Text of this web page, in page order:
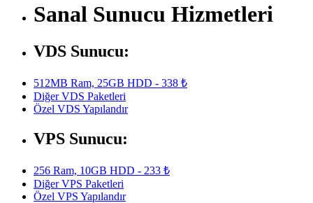
Sanal Sunucu Hizmetleri
VDS Sunucu:
512MB Ram, 25GB HDD - 338 ₺
Diğer VDS Paketleri
Özel VDS Yapılandır
VPS Sunucu:
256 Ram, 10GB HDD - 233 ₺
Diğer VPS Paketleri
Özel VPS Yapılandır